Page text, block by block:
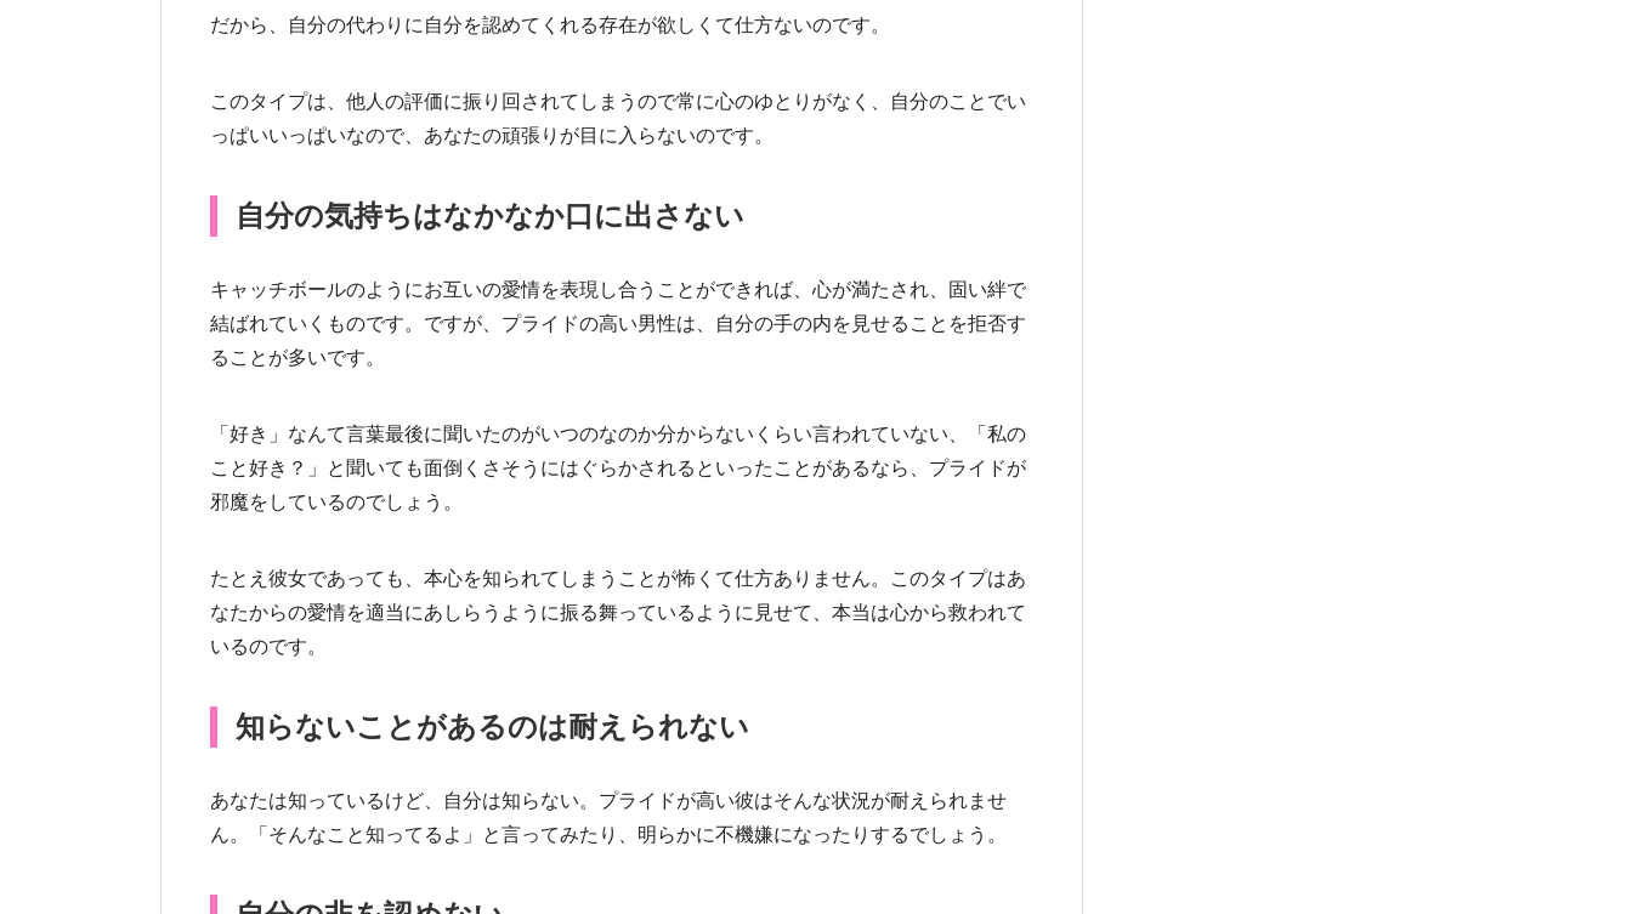
だから、自分の代わりに自分を認めてくれる存在が欲しくて仕方ないのです。
このタイプは、他人の評価に振り回されてしまうので常に心のゆとりがなく、自分のことでい
っぱいいっぱいなので、あなたの頑張りが目に入らないのです。
自分の気持ちはなかなか口に出さない
キャッチボールのようにお互いの愛情を表現し合うことができれば、心が満たされ、固い絆で
結ばれていくものです。ですが、プライドの高い男性は、自分の手の内を見せることを拒否す
ることが多いです。
「好き」なんて言葉最後に聞いたのがいつのなのか分からないくらい言われていない、「私の
こと好き？」と聞いても面倒くさそうにはぐらかされるといったことがあるなら、プライドが
邪魔をしているのでしょう。
たとえ彼女であっても、本心を知られてしまうことが怖くて仕方ありません。このタイプはあ
なたからの愛情を適当にあしらうように振る舞っているように見せて、本当は心から救われて
いるのです。
知らないことがあるのは耐えられない
あなたは知っているけど、自分は知らない。プライドが高い彼はそんな状況が耐えられませ
ん。「そんなこと知ってるよ」と言ってみたり、明らかに不機嫌になったりするでしょう。